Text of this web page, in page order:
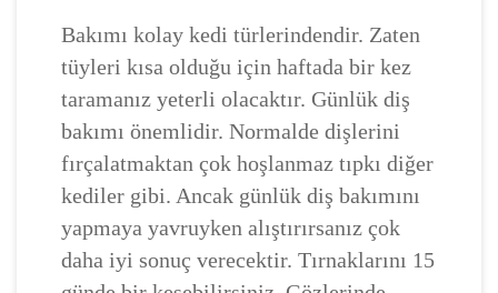
Bakımı kolay kedi türlerindendir. Zaten
tüyleri kısa olduğu için haftada bir kez
taramanız yeterli olacaktır. Günlük diş
bakımı önemlidir. Normalde dişlerini
fırçalatmaktan çok hoşlanmaz tıpkı diğer
kediler gibi. Ancak günlük diş bakımını
yapmaya yavruyken alıştırırsanız çok
daha iyi sonuç verecektir. Tırnaklarını 15